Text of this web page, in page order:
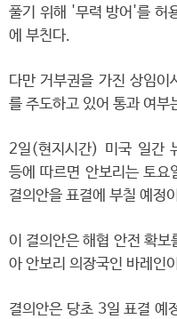
풀기 위해 '무력 방어'를 허
에 부친다.
다만 거부권을 가진 상임이
를 주도하고 있어 통과 여부
2일(현지시간) 미국 일간
등에 따르면 안보리는 토
결의안을 표결에 부칠 예정
이 결의안은 해협 안전 확
아 안보리 의장국인 바레인
결의안은 당초 3일 표결 예